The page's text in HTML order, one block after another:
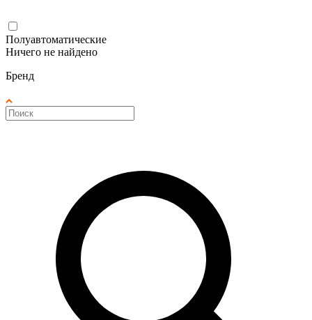
Полуавтоматические
Ничего не найдено
Бренд